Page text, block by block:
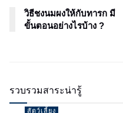
วิธีชงนมผงให้กับทารก มี
ขั้นตอนอย่างไรบ้าง ?
รวบรวมสาระน่ารู้
สัตว์เลี้ยง